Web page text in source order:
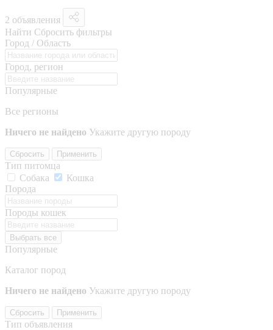
2 объявления
Найти Сбросить фильтры
Город / Область
Город, регион
Популярные
Все регионы
Ничего не найдено Укажите другую породу
Сбросить Применить
Тип питомца
Собака
Кошка
Порода
Породы кошек
Выбрать все
Популярные
Каталог пород
Ничего не найдено Укажите другую породу
Сбросить Применить
Тип объявления